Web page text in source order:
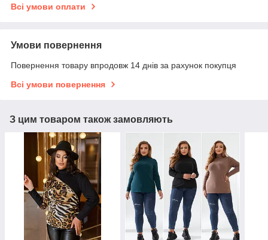
Всі умови оплати
Умови повернення
Повернення товару впродовж 14 днів за рахунок покупця
Всі умови повернення
З цим товаром також замовляють